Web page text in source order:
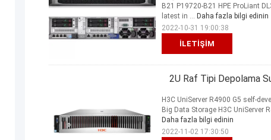
İLETIŞIM
B21 P19720-B21 HPE ProLiant
latest in ... Daha fazla bilgi edinin
2022-10-31 19:00:38
2U Raf Tipi Depolama
H3C UniServer R4900 G5 self-
Big Data Storage H3C UniServer
Daha fazla bilgi edinin
2022-11-02 17:30:50